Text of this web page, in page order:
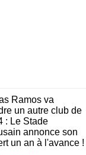
Ramos va
un autre club de
: Le Stade
annonce son
un an à l'avance !